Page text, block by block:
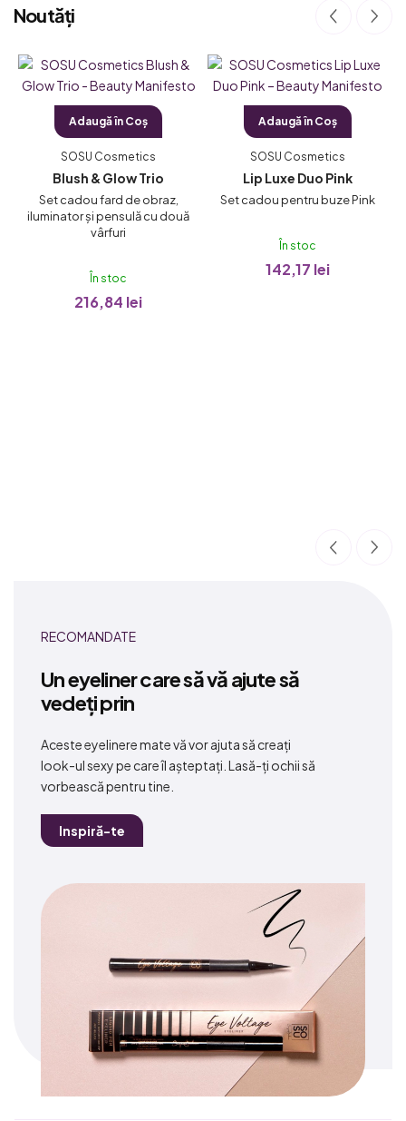
Noutăți
Blush & Glow Trio
SOSU Cosmetics
În stoc
216,84 lei
Adaugă în Coş
Set cadou fard de obraz,
iluminator și pensulă cu două
vârfuri
Lip Luxe Duo Pink
SOSU Cosmetics
În stoc
142,17 lei
Adaugă în Coş
Set cadou pentru buze Pink
RECOMANDATE
Un eyeliner care să vă ajute să
vedeți prin
Aceste eyelinere mate vă vor ajuta să creați
look-ul sexy pe care îl așteptați. Lasă-ți ochii să
vorbească pentru tine.
Inspiră-te